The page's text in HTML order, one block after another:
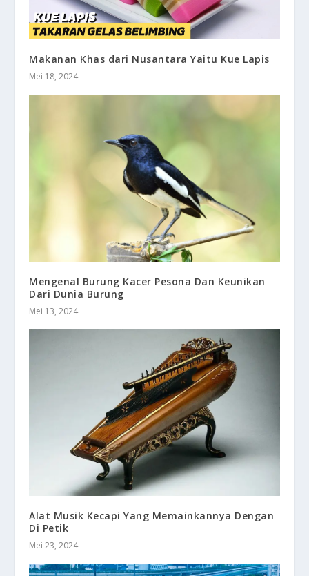
Makanan Khas dari Nusantara Yaitu Kue Lapis
Mei 18, 2024
Mengenal Burung Kacer Pesona Dan Keunikan
Dari Dunia Burung
Mei 13, 2024
Alat Musik Kecapi Yang Memainkannya Dengan
Di Petik
Mei 23, 2024